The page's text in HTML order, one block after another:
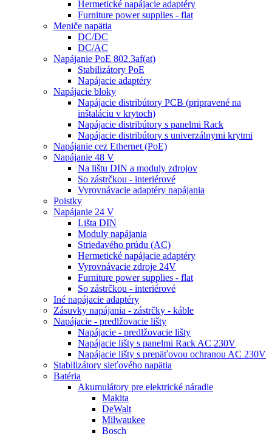
Hermetické napájacie adaptéry
Furniture power supplies - flat
Meniče napätia
DC/DC
DC/AC
Napájanie PoE 802.3af(at)
Stabilizátory PoE
Napájacie adaptéry
Napájacie bloky
Napájacie distribútory PCB (pripravené na
inštaláciu v krytoch)
Napájacie distribútory s panelmi Rack
Napájacie distribútory s univerzálnymi krytmi
Napájanie cez Ethernet (PoE)
Napájanie 48 V
Na lištu DIN a moduly zdrojov
So zástrčkou - interiérové
Vyrovnávacie adaptéry napájania
Poistky
Napájanie 24 V
Lišta DIN
Moduly napájania
Striedavého prúdu (AC)
Hermetické napájacie adaptéry
Vyrovnávacie zdroje 24V
Furniture power supplies - flat
So zástrčkou - interiérové
Iné napájacie adaptéry
Zásuvky napájania - zástrčky - káble
Napájacie - predlžovacie lišty
Napájacie - predlžovacie lišty
Napájacie lišty s panelmi Rack AC 230V
Napájacie lišty s prepäťovou ochranou AC 230V
Stabilizátory sieťového napätia
Batéria
Akumulátory pre elektrické náradie
Makita
DeWalt
Milwaukee
Bosch